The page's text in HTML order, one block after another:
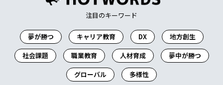
注目のキーワード
夢が勝つ キャリア教育 DX
地方創生
社会課題
職業教育 人材育成
夢中が勝つ
グローバル
多様性